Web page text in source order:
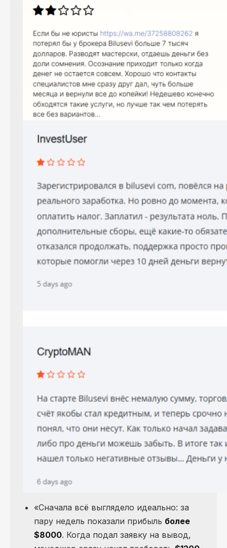
«Сначала всё выглядело идеально: за
пару недель показали прибыль более
$8000. Когда подал заявку на вывод,